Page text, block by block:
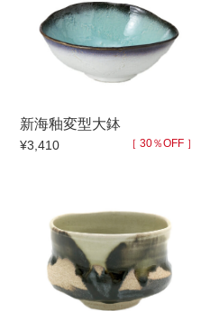
新海釉変型大鉢
¥3,410 ［ 30％OFF ］